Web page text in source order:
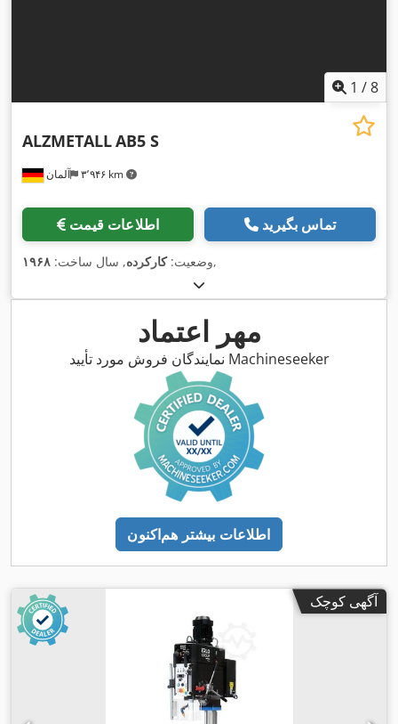
1 /8
آلمان ۳٬۹۴۶ km
ALZMETALLAB5 S
اطلاعات قیمت تماس بگیرید
وضعیت:کارکرده, سال ساخت: ۱۹۶۸ ,
مهر اعتماد
نمایندگان فروش مورد تأیید Machineseeker
اطلاعات بیشتر هم‌اکنون
آگهی کوچک